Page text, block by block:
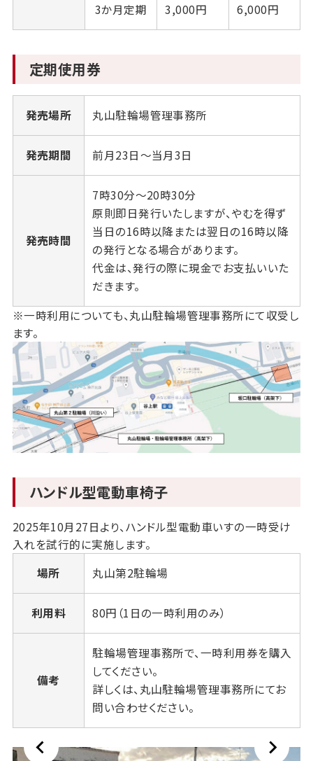
3か月定期 3,000円 6,000円
定期使用券
発売場所 丸山駐輪場管理事務所
発売期間 前月23日～当月3日
発売時間
7時30分〜20時30分
原則即日発行いたしますが、やむを得ず
当日の16時以降または翌日の16時以降
の発行となる場合があります。
代金は、発行の際に現金でお支払いいた
だきます。
※一時利用についても、丸山駐輪場管理事務所にて収受し
ます。
ハンドル型電動車椅子
2025年10月27日より、ハンドル型電動車いすの一時受け
入れを試行的に実施します。
場所
丸山第2駐輪場
利用料 80円（1日の一時利用のみ）
備考
駐輪場管理事務所で、一時利用券を購入
してください。
詳しくは、丸山駐輪場管理事務所にてお
問い合わせください。